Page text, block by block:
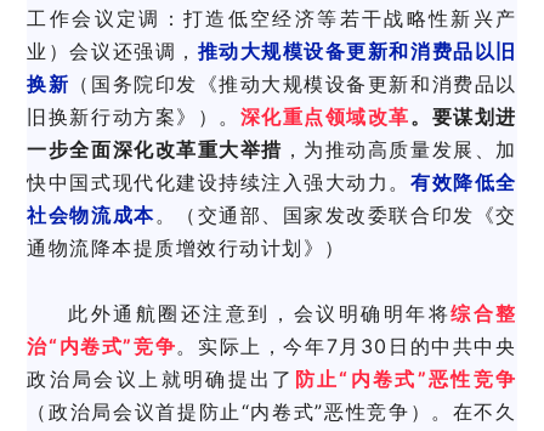
工作会议定调：打造低空经济等若干战略性新兴产
业 ）会议还强调， 推动大规模设备更新和消费品以旧
换新 （ 国务院印发《推动大规模设备更新和消费品以
旧换新行动方案》
）。 深化重点领域改革。要谋划进
一步全面深化改革重大举措 ，为推动高质量发展、加
快中国式现代化建设持续注入强大动力。 有效降低全
社会物流成本。（ 交通部、国家发改委联合印发《交
通物流降本提质增效行动计划》 ）
此外通航圈还注意到，会议明确明年将综合整
治“内卷式”竞争。实际上，今年7月30日的中共中央
政治局会议上就明确提出了 防止“内卷式”恶性竞争
（政治局会议首提防止“内卷式”恶性竞争 ）。在不久